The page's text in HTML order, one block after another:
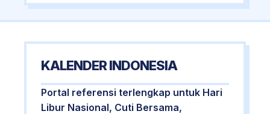
KALENDER INDONESIA
Portal referensi terlengkap untuk Hari
Libur Nasional, Cuti Bersama,